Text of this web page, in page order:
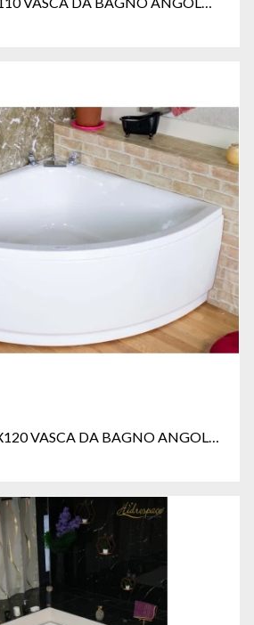
ESSENZIALE 120X120 VASCA DA BAGNO ANGOLARE